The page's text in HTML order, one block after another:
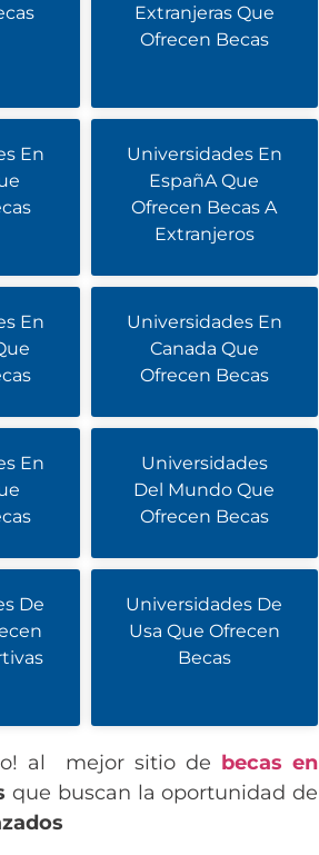
Extranjeras Que
Ofrecen Becas
En
Universidades En
EspañA Que
Ofrecen Becas A
Extranjeros
En
Universidades En
Canada Que
Ofrecen Becas
En
Universidades
Del Mundo Que
Ofrecen Becas
De
Universidades De
Usa Que Ofrecen
Becas
al mejor sitio de becas en
que buscan la oportunidad de